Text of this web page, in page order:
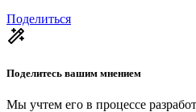
Поделиться
Поделитесь вашим мнением
Мы учтем его в процессе